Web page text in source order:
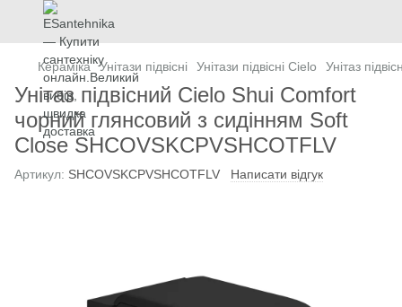
Кераміка Унітази підвісні Унітази підвісні Cielo Унітаз
Унітаз підвісний Cielo Shui Comfort
чорний глянсовий з сидінням Soft
Close SHCOVSKCPVSHCOTFLV
Артикул: SHCOVSKCPVSHCOTFLV Написати відгук